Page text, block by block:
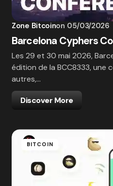
Zone Bitcoinon 05/03/2026
Barcelona Cyphers
Les 29 et 30 mai 2026,
édition de la BCC8333, une
autres,…
Discover More
BITCOIN